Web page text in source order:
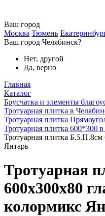
Ваш город
Москва Тюмень
Ваш город Челябинск?
Нет, другой
Да, верно
Главная
Каталог
Брусчатка и элементы
Тротуарная плитка в
Тротуарная плитка
Тротуарная плитка 600*300
Тротуарная плитка
Янтарь
Тротуарная
600х300х80
колормикс